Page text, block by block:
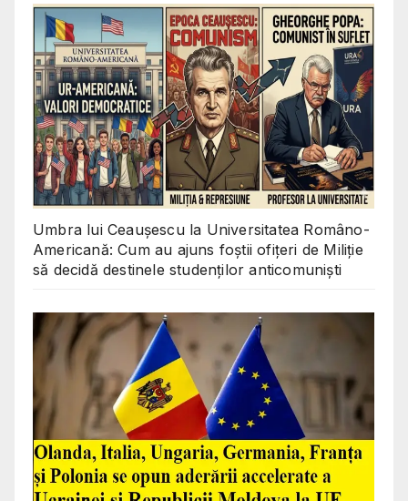
Umbra lui Ceaușescu la Universitatea Româno-
Americană: Cum au ajuns foștii ofițeri de Miliție
să decidă destinele studenților anticomuniști